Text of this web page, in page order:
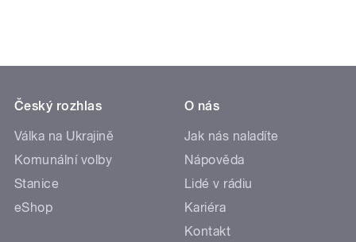
Český rozhlas
Válka na Ukrajině
Komunální volby
Stanice
eShop
O nás
Jak nás naladíte
Nápověda
Lidé v rádiu
Kariéra
Kontakt